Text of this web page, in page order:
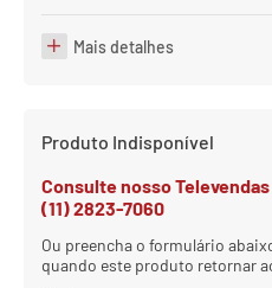
Mais detalhes
Produto Indisponível
Consulte nosso Televendas
(11) 2823-7060
Ou preencha o formulário
quando este produto retornar